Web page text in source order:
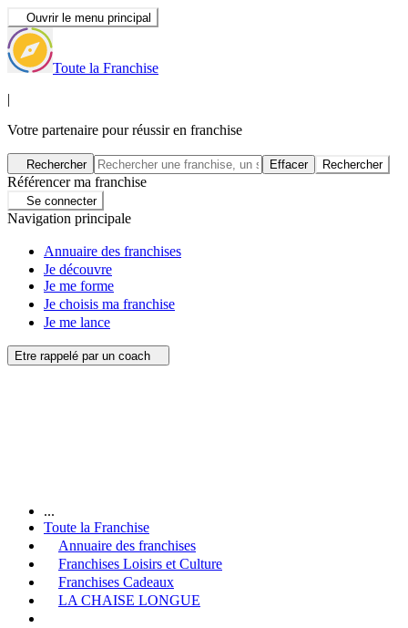
Ouvrir le menu principal
Toute la Franchise
|
Votre partenaire pour réussir en franchise
Rechercher Effacer Rechercher
Référencer ma franchise
Se connecter
Navigation principale
Annuaire des franchises
Je découvre
Je me forme
Je choisis ma franchise
Je me lance
Etre rappelé par un coach
...
Toute la Franchise
Annuaire des franchises
Franchises Loisirs et Culture
Franchises Cadeaux
LA CHAISE LONGUE